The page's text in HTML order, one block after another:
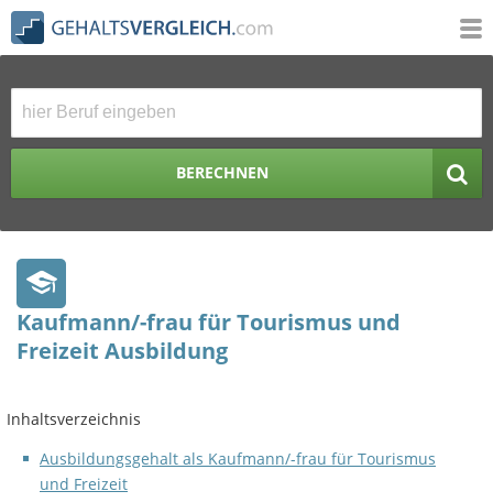
BERECHNEN
Kaufmann/-frau für Tourismus und
Freizeit Ausbildung
Inhaltsverzeichnis
Ausbildungsgehalt als Kaufmann/-frau für Tourismus
und Freizeit